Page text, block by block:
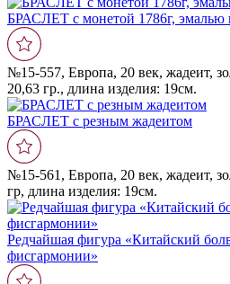
БРАСЛЕТ с монетой 1786г, эмалью
№15-557, Европа, 20 век, жадеит,
20,63 гр., длина изделия: 19см.
БРАСЛЕТ с резным жадеитом
№15-561, Европа, 20 век, жадеит,
гр, длина изделия: 19см.
Редчайшая фигура «Китайский
фисгармонии»